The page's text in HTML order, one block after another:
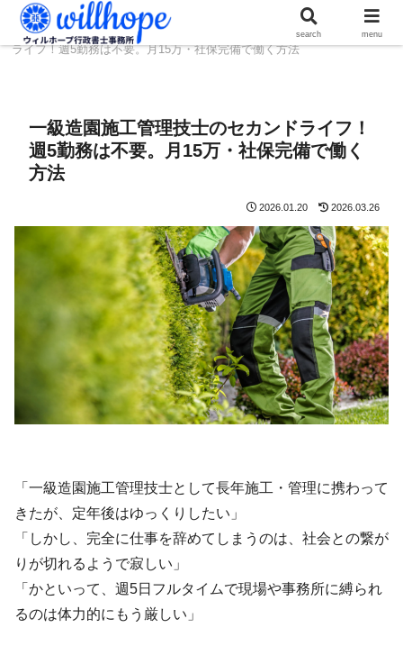
ホーム 人材コラム
一級造園施工管理技士のセカンド
ライフ！週5勤務は不要。月15万・社保完備で働く方法
一級造園施工管理技士のセカンドライフ！
週5勤務は不要。月15万・社保完備で働く
方法
2026.01.20 2026.03.26
​「一級造園施工管理技士として長年施工・管理に携わって
きたが、定年後はゆっくりしたい」
「しかし、完全に仕事を辞めてしまうのは、社会との繋が
りが切れるようで寂しい」
「かといって、週5日フルタイムで現場や事務所に縛られ
るのは体力的にもう厳しい」
search menu